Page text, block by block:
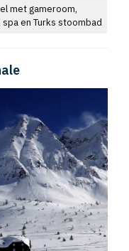
met gameroom,
spa en Turks stoombad